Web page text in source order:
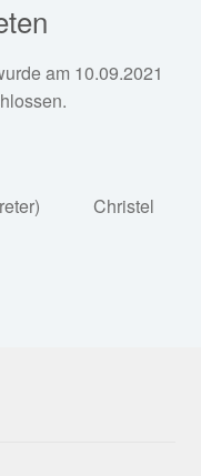
am 10.09.2021
Christel